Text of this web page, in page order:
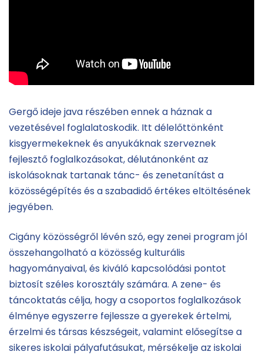
Gergő ideje java részében ennek a háznak a
vezetésével foglalatoskodik. Itt délelőttönként
kisgyermekeknek és anyukáknak szerveznek
fejlesztő foglalkozásokat, délutánonként az
iskolásoknak tartanak tánc- és zenetanítást a
közösségépítés és a szabadidő értékes eltöltésének
jegyében.
Cigány közösségről lévén szó, egy zenei program jól
összehangolható a közösség kulturális
hagyományaival, és kiváló kapcsolódási pontot
biztosít széles korosztály számára. A zene- és
táncoktatás célja, hogy a csoportos foglalkozások
élménye egyszerre fejlessze a gyerekek értelmi,
érzelmi és társas készségeit, valamint elősegítse a
sikeres iskolai pályafutásukat, mérsékelje az iskolai